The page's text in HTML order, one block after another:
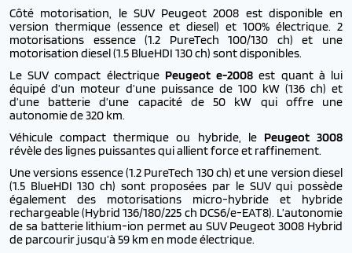
Côté motorisation, le SUV Peugeot 2008 est disponible en
version thermique (essence et diesel) et 100% électrique. 2
motorisations essence (1.2 PureTech 100/130 ch) et une
motorisation diesel (1.5 BlueHDI 130 ch) sont disponibles.
Le SUV compact électriquePeugeot e-2008est quant à lui
équipé d’un moteur d’une puissance de 100 kW (136 ch) et
d’une batterie d’une capacité de 50 kW qui offre une
autonomie de 320 km.
Véhicule compact thermique ou hybride, le Peugeot 3008
révèle des lignes puissantes qui allient force et raffinement.
Une versions essence (1.2 PureTech 130 ch) et une version diesel
(1.5 BlueHDI 130 ch) sont proposées par le SUV qui possède
également des motorisations micro-hybride et hybride
rechargeable (Hybrid 136/180/225 ch DCS6/e-EAT8). L’autonomie
de sa batterie lithium-ion permet au SUV Peugeot 3008 Hybrid
de parcourir jusqu’à 59 km en mode électrique.